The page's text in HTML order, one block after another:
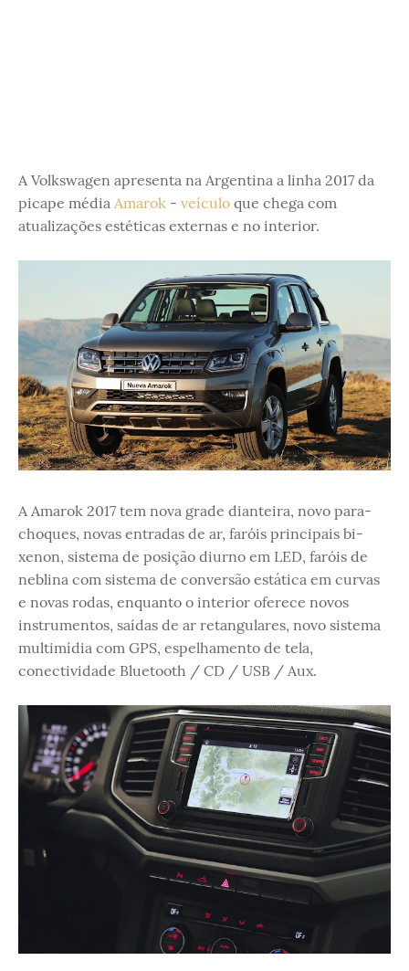
A Volkswagen apresenta na Argentina a linha 2017 da
picape média Amarok - veículo que chega com
atualizações estéticas externas e no interior.
A Amarok 2017 tem nova grade dianteira, novo para-
choques, novas entradas de ar, faróis principais bi-
xenon, sistema de posição diurno em LED, faróis de
neblina com sistema de conversão estática em curvas
e novas rodas, enquanto o interior oferece novos
instrumentos, saídas de ar retangulares, novo sistema
multimídia com GPS, espelhamento de tela,
conectividade Bluetooth / CD / USB / Aux.